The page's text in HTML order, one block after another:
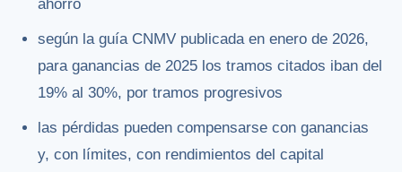
ahorro
según la guía CNMV publicada en enero de 2026,
para ganancias de 2025 los tramos citados iban del
19% al 30%, por tramos progresivos
las pérdidas pueden compensarse con ganancias
y, con límites, con rendimientos del capital